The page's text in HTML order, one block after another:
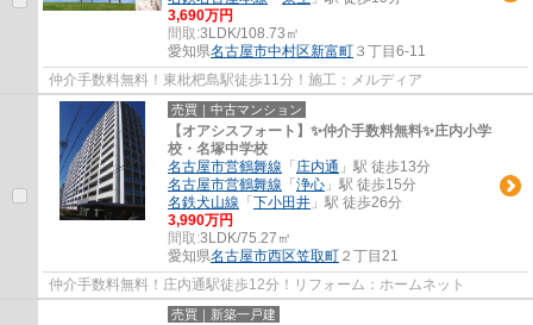
3,690万円
間取:3LDK/108.73㎡
愛知県名古屋市中村区新富町 ３丁目6-11
仲介手数料無料！東枇杷島駅徒歩11分！施工：メルディア
売買｜中古マンション
【オアシスフォート】✨️仲介手数料無料✨️庄内小学
校・名塚中学校
名古屋市営鶴舞線 「 庄内通 」駅 徒歩13分
名古屋市営鶴舞線 「 浄心 」駅 徒歩15分
名鉄犬山線 「 下小田井 」駅 徒歩26分
3,990万円
間取:3LDK/75.27㎡
愛知県名古屋市西区笠取町 ２丁目21
仲介手数料無料！庄内通駅徒歩12分！リフォーム：ホームネット
売買｜新築一戸建